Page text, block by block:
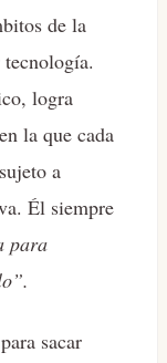
de la
logra
la que cada
a
Él siempre
para
sacar